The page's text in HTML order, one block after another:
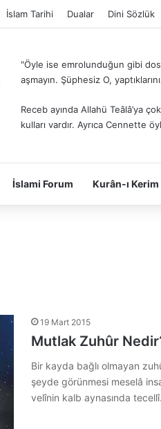
İslam Tarihi Dualar Dini Sözlük
"Öyle ise emrolunduğun gibi
aşmayın. Şüphesiz O,
Receb ayında Allahü Teâlâ’ya
kulları vardır. Ayrıca Cennette
İslami Forum Kurân-ı Kerim
19 Mart 2015
Mutlak Zuhûr
Bir kayda bağlı olmayan
şeyde görünmesi meselâ
velînin kalb aynasında